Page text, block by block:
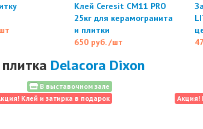
Клей Ceresit CM11 PRO
25кг для керамогранита
и плитки
650 руб./шт
Delacora Dixon
В выставочном зале
Клей и затирка в подарок
Акция!